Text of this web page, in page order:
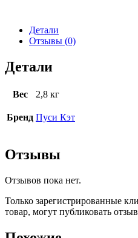
Детали
Отзывы (0)
Детали
Вес 2,8 кг
Бренд Пуси Кэт
Отзывы
Отзывов пока нет.
Только зарегистрированные
товар, могут публиковать